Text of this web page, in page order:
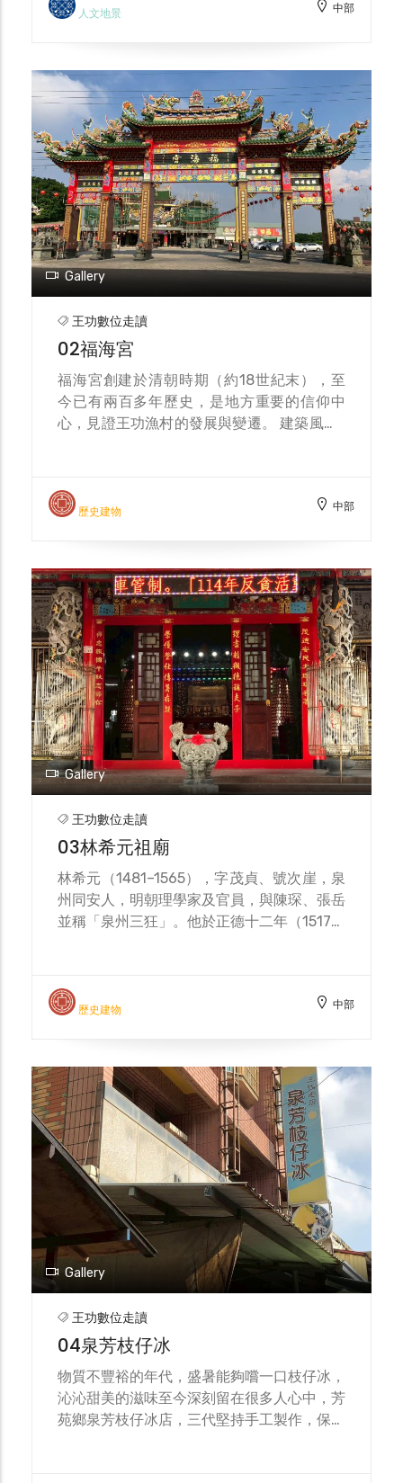
配色，有助於漁船在日間辨識），不僅是國內
肚溪台灣海峽船隻航行的安全！同時，更因當
地地層下陷的關係，為國內唯一塔高（37.4公
尺）高於燈高（35.7公尺）的燈塔（號稱最
高）。 芳苑燈塔的設置，主要是為了維護彰
化沿海漁船（代表安全）及往來於臺灣海峽的
船隻（代表危險）的安全，此地在昔日還可欣
賞到彰化頗負盛名的八景之一──王功漁火。
「一府、二鹿、三艋舺」是大家都耳熟能詳的
台灣諺語，而後面緊接著的是「四寶斗、五番
挖」，「寶斗」為彰化縣北斗鄉，「番挖」便
王功算是相當繁華的港口之一。近年來漁船減
漁港觀景台一覽漁港，漲潮前，一艘艘舢板載
著蚵仔回港，滿載而歸。 隨著潮汐一波波的
推移，如今的漁港已退去繁華的榮景，回歸到
漁村寧靜的樸質。儘管如此，「芳苑燈塔」依
們照亮回家的路。與王功夕照陪伴著遊客到此
一遊。
人文地景 中部
Gallery
王功數位走讀
02福海宮
福海宮創建於清朝時期（約18世紀末），至
今已有兩百多年歷史，是地方重要的信仰中
心，見證王功漁村的發展與變遷。 建築風格-
色之ㄧ是位於龍蝦穴龍蝦是海中強壯又靈動的
生物，常象徵豐收、力量與海神的使者。在沿
色，也可以延伸為海中生物的顏色，代表大海
的恩澤。可以說：綠瓦如海中龍蝦之形，與媽
祖守護海域、庇佑漁獲的神力相呼應。其二是
王功福海宮廟埕豎立了兩根高聳的旗杆，這些
旗杆其實具有很深的文化與歷史意涵：象徵
「宮廟」身份：旗杆豎立於牌樓與正殿之間，
代表此廟屬於「官廟」等級，而非一般的民間
小廟。旗竿的設置與清朝時期的彰化縣令 楊
桂森 有直接關係。1812 年嘉慶十七年間，楊
縣令出巡到王功，察覺福海宮建於風水名為
「龍蝦穴」的吉地，但廟體破舊不配其地理風
水，遂倡議改建、並命人將廟址後退、重建正
為「宮廟」而非一般的庄內廟。更具傳說色彩
的是，這兩根旗竿在民間風水說法中象徵「龍
蝦的兩根鬚」。旗竿若與廟頂紅瓦一起使用，
紅色象徵「死龍蝦」，意圖「敗地理」—也就
之意。 媽祖信仰文化-每年農曆三月二十三日
的媽祖誕辰，以及迎媽祖遶境活動，吸引大量
海宮與當地漁業文化密切結合，許多漁民出海
前都會前來祈求平安、滿載而歸。
歷史建物 中部
Gallery
王功數位走讀
03林希元祖廟
林希元（1481–1565），字茂貞、號次崖，泉
州同安人，明朝理學家及官員，與陳琛、張岳
並稱「泉州三狂」。他於正德十二年（1517）
「理學名宦」。逝世後，在故鄉廈門曾建廟祭
祀，近代其後裔渡海來台後，於彰化芳苑鄉王
林晉璧與林晉玉兄弟自同安來台，攜帶祖地塑
像於此安奉，逐漸形成每年農曆九月祭祀儀式
——「林希元祖廟會」 在彰化芳苑，有間林祖
廟，從名稱來看，是屬於芳苑林氏的祖祠，但
林氏的祖先卻有著神力，所以此廟不只是祭拜
祖先，也是祖神之廟。 走到這間林希元祖廟
前，抬頭可望見匾額之上寫著「理學名宦」四
個大字，這是鄉里對其在治學上的認同。 同
安林氏因為有這麼一個敢言直諫，又治學有成
的祖先，進而奉為祖神，也是很自然的事。土
地廟的對聯不是很常見到這句話嗎：「聰明正
直是為神」 不過希元祖在芳苑可不只是林氏
芳苑)俗語說：「阮祖若有顯，屁股就會
疼。」王功當地人若有病痛，可去求希元祖，
若得三聖盃，希元祖起駕會指示削去祂金身去
做藥，大概是因為怕礙觀瞻，所以求藥人都從
歷史建物 中部
Gallery
王功數位走讀
04泉芳枝仔冰
物質不豐裕的年代，盛暑能夠嚐一口枝仔冰，
沁沁甜美的滋味至今深刻留在很多人心中，芳
苑鄉泉芳枝仔冰店，三代堅持手工製作，保留